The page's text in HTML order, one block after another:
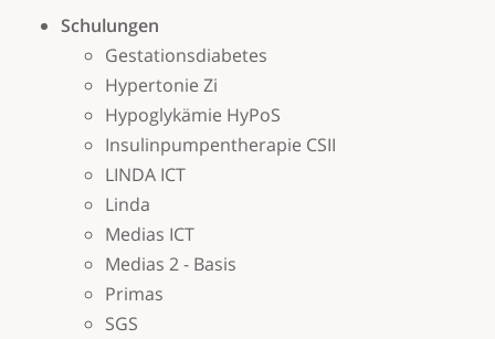
Schulungen
Gestationsdiabetes
Hypertonie Zi
Hypoglykämie HyPoS
Insulinpumpentherapie CSII
LINDA ICT
Linda
Medias ICT
Medias 2 - Basis
Primas
SGS